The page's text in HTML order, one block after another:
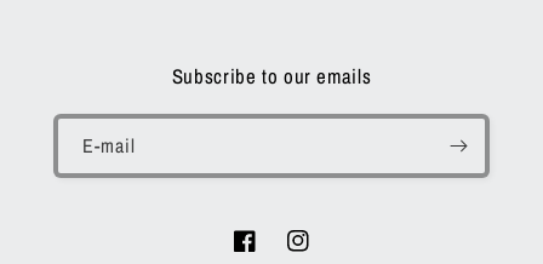
Subscribe to our emails
E-mail
FacebookInstagram